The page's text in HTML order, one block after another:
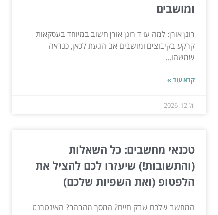
ומושבים
רונן אורן: למה עו ד רונן אורן חשוב במיוחד בעסקאות
קרקע בקיבוצים ומושבים אם הגעת לכאן, כנראה
שמשהו...
קרא עוד »
יול 12, 2026
טכנאי מחשבים: כל השאלות
(והתשובות!) שיעזרו לכם להציל את
הלפטופ (ואת השפיות שלכם)
המחשב שלכם שבק חיים? המסך מהבהב? האינטרנט